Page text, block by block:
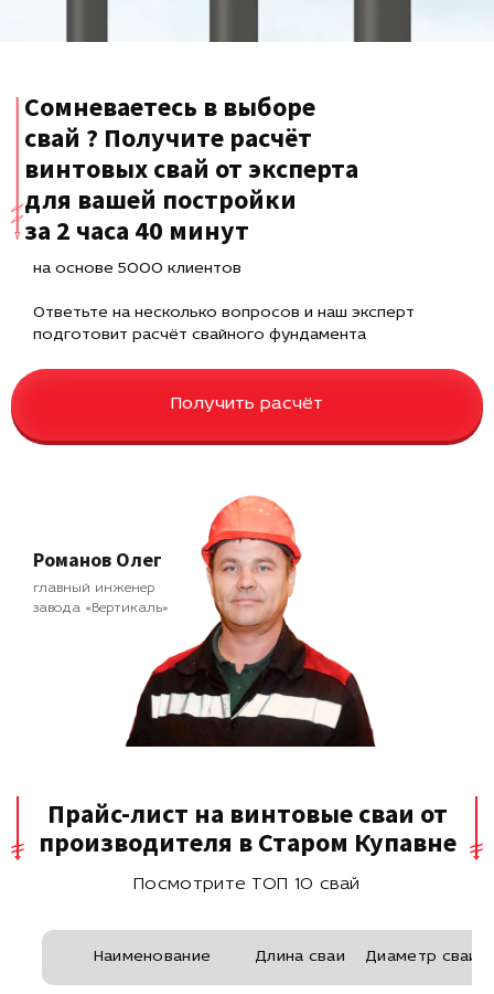
Сомневаетесь в выборе
свай ? Получите расчёт
винтовых свай от эксперта
для вашей постройки
за 2 часа 40 минут
на основе 5000 клиентов
Ответьте на несколько вопросов и наш эксперт
подготовит расчёт свайного фундамента
Получить расчёт
Романов Олег
главный инженер
завода «Вертикаль»
Прайс-лист на винтовые сваи от
производителя в Старом Купавне
Посмотрите ТОП 10 свай
Наименование Длина сваи Диаметр сваи